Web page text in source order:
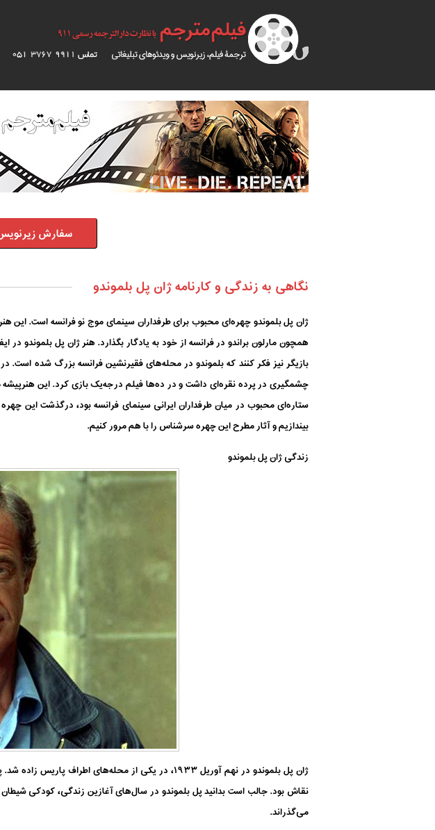
سفارش
نگاهی به زندگی و کارنامه ژان پل بلموندو
ژان پل بلموندو چهره‌ای محبوب برای طرفداران سینمای موج نو فرانسه است.
همچون مارلون براندو در فرانسه از خود به یادگار بگذارد. هنر ژان پل
ستاره‌ای محبوب در میان طرفداران ایرانی سینمای فرانسه بود، درگذشت این
بیندازیم و آثار مطرح این چهره سرشناس را با هم مرور کنیم.
زندگی ژان پل بلموندو
ژان پل بلموندو در نهم آوریل ۱۹۳۳، در یکی از
نقاش بود. جالب است بدانید پل بلموندو در سال‌های آغازین زندگی، کودکی
می‌گذراند.